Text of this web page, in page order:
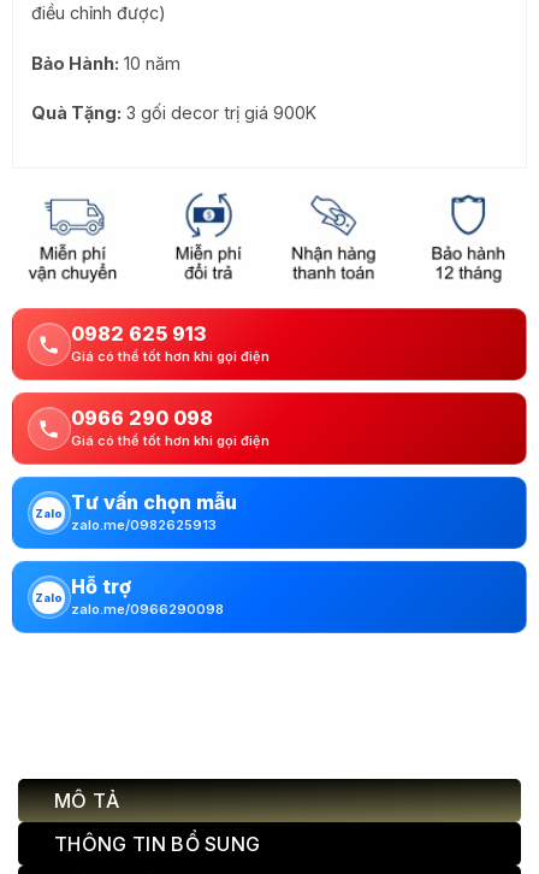
điều chỉnh được)
Bảo Hành: 10 năm
Quà Tặng: 3 gối decor trị giá 900K
0982 625 913
Giá có thể tốt hơn khi gọi điện
0966 290 098
Giá có thể tốt hơn khi gọi điện
Zalo Tư vấn chọn mẫu
zalo.me/0982625913
Zalo Hỗ trợ
zalo.me/0966290098
MÔ TẢ
THÔNG TIN BỔ SUNG